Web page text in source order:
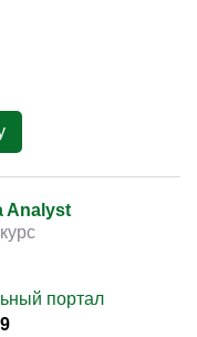
Analyst
портал